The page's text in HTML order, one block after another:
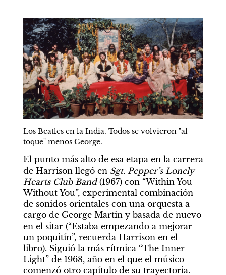
Los Beatles en la India. Todos se volvieron "al
toque" menos George.
El punto más alto de esa etapa en la carrera
de Harrison llegó en Sgt. Pepper’s Lonely
Hearts Club Band (1967) con “Within You
Without You”, experimental combinación
de sonidos orientales con una orquesta a
cargo de George Martin y basada de nuevo
en el sitar (“Estaba empezando a mejorar
un poquitín”, recuerda Harrison en el
libro). Siguió la más rítmica “The Inner
Light” de 1968, año en el que el músico
comenzó otro capítulo de su trayectoria.